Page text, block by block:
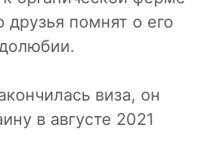
друзья помнят о его
виза, он
в августе 2021